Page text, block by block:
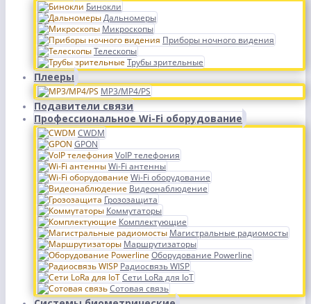
Бинокли
Дальномеры
Микроскопы
Приборы ночного видения
Телескопы
Трубы зрительные
Плееры
MP3/MP4/PS
Подавители связи
Профессиональное Wi-Fi оборудование
CWDM
GPON
VoIP телефония
Wi-Fi антенны
Wi-Fi оборудование
Видеонаблюдение
Грозозащита
Коммутаторы
Комплектующие
Магистральные радиомосты
Маршрутизаторы
Оборудование Powerline
Радиосвязь WISP
Сети LoRa для IoT
Сотовая связь